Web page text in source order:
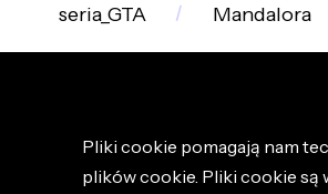
seria_GTA
Mandalora
Pliki cookie pomagają nam
plików cookie. Pliki cookie są